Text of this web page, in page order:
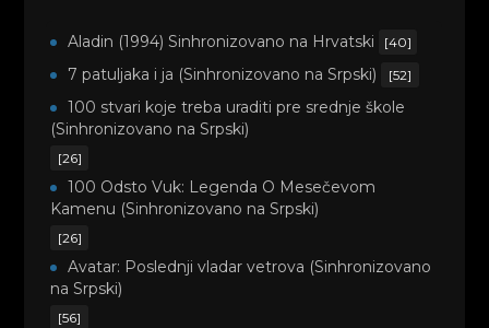
Aladin (1994) Sinhronizovano na Hrvatski [40]
7 patuljaka i ja (Sinhronizovano na Srpski) [52]
100 stvari koje treba uraditi pre srednje škole
(Sinhronizovano na Srpski)
[26]
100 Odsto Vuk: Legenda O Mesečevom
Kamenu (Sinhronizovano na Srpski)
[26]
Avatar: Poslednji vladar vetrova (Sinhronizovano
na Srpski)
[56]